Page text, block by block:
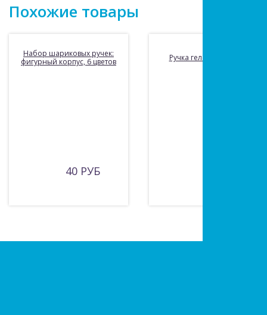
Похожие товары
Набор шариковых ручек:
фигурный корпус, 6 цветов
40 РУБ
Ручка гелевая: СИНЯЯ.